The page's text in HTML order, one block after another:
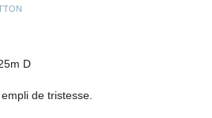
D
de tristesse.